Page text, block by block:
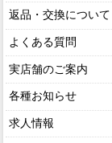
返品・交換について
よくある質問
実店舗のご案内
各種お知らせ
求人情報